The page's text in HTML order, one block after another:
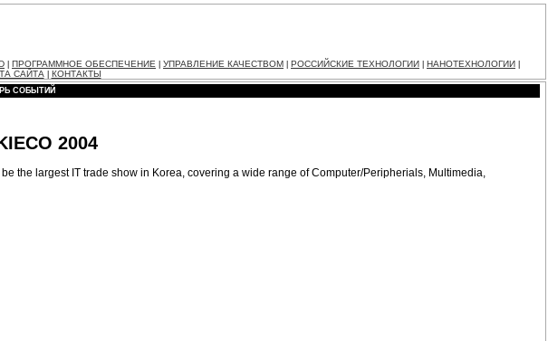
ПРОГРАММНОЕ ОБЕСПЕЧЕНИЕ УПРАВЛЕНИЕ КАЧЕСТВОМ РОССИЙСКИЕ ТЕХНОЛОГИИ НАНОТЕХНОЛОГИИ
САЙТА| КОНТАКТЫ
СОБЫТИЙ
2004
the largest IT trade show in Korea, covering a wide range of Computer/Peripherials, Multimedia,